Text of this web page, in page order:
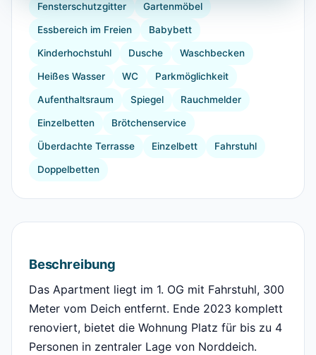
Fensterschutzgitter Gartenmöbel
Essbereich im Freien Babybett
Kinderhochstuhl Dusche Waschbecken
Heißes Wasser WC Parkmöglichkeit
Aufenthaltsraum Spiegel Rauchmelder
Einzelbetten Brötchenservice
Überdachte Terrasse Einzelbett Fahrstuhl
Doppelbetten
Beschreibung
Das Apartment liegt im 1. OG mit Fahrstuhl, 300
Meter vom Deich entfernt. Ende 2023 komplett
renoviert, bietet die Wohnung Platz für bis zu 4
Personen in zentraler Lage von Norddeich.